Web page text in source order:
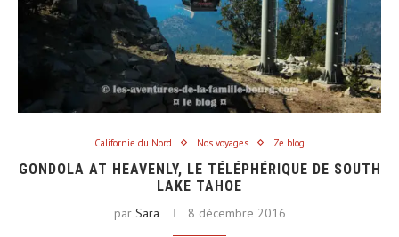
Californie du Nord Nos voyages Ze blog
GONDOLA AT HEAVENLY, LE TÉLÉPHÉRIQUE DE SOUTH
LAKE TAHOE
par Sara 8 décembre 2016